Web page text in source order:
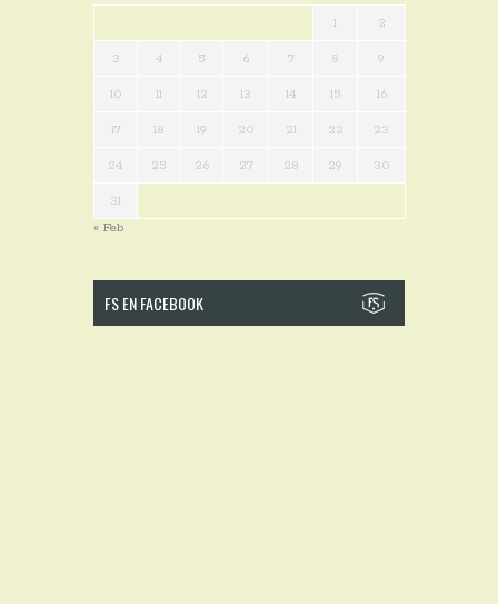
1 2
3 4 5 6 7 8 9
10 11 12 13 14 15 16
17 18 19 20 21 22 23
24 25 26 27 28 29 30
31
« Feb
FS EN FACEBOOK